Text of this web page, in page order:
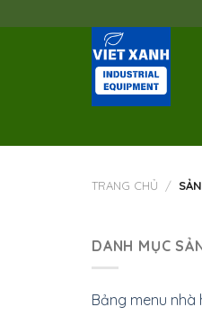
to
TRANG CHỦ /
DANH MỤC
Bảng menu